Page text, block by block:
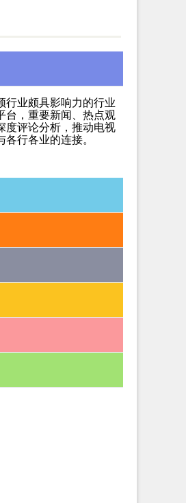
行业颇具影响力的行业
台，重要新闻、热点观
度评论分析，推动电视
各行各业的连接。